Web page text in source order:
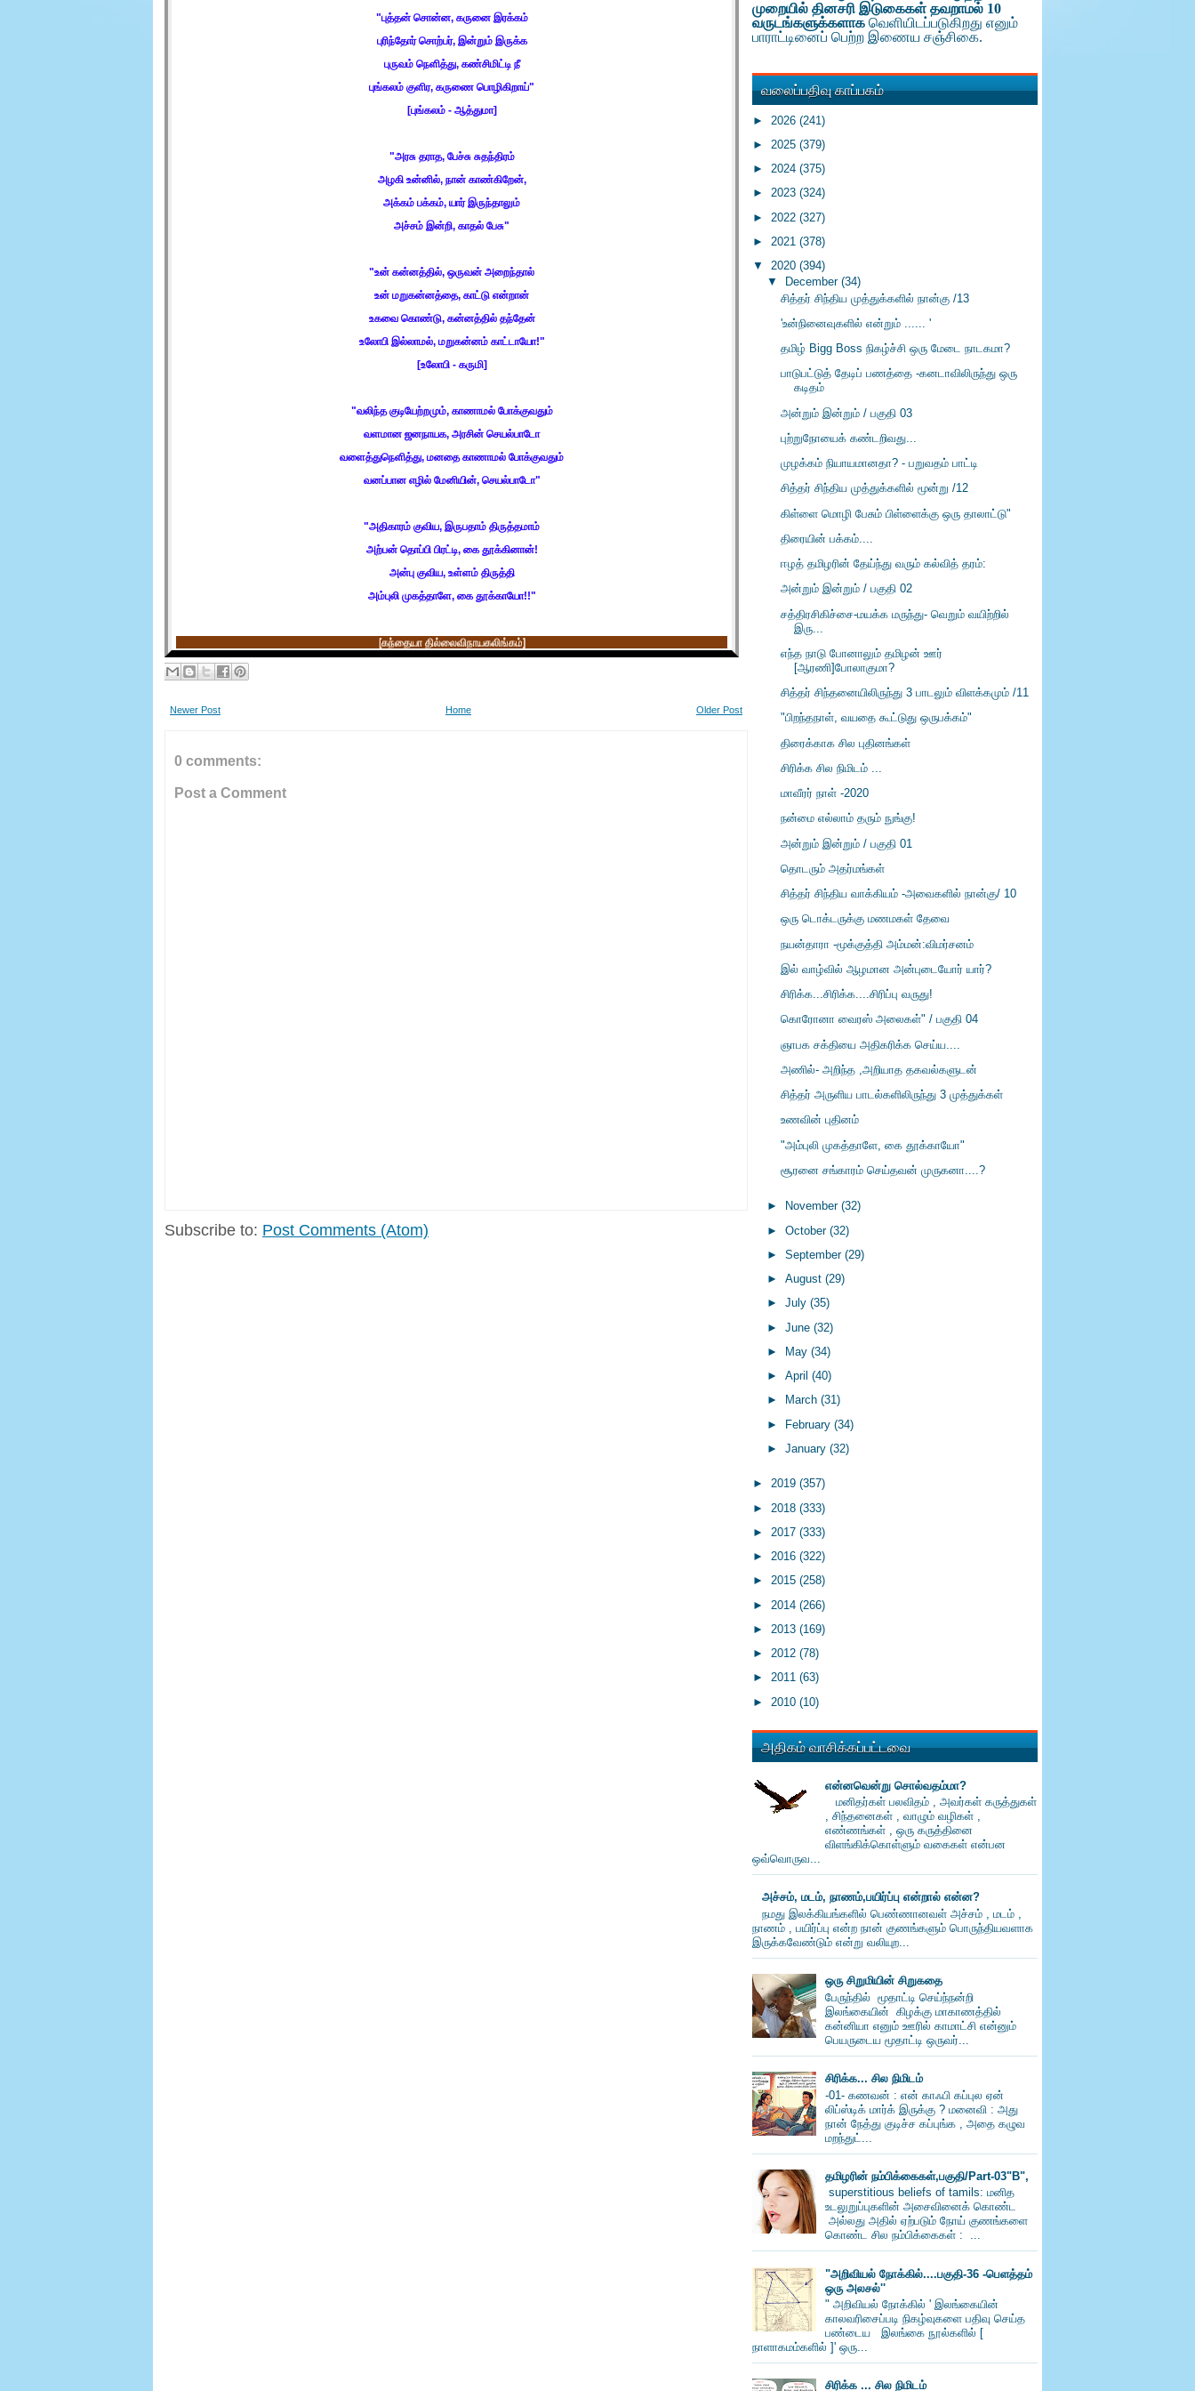
"புத்தன் சொன்ன, கருனை இரக்கம்
புரிந்தோர் சொற்பர், இன்றும் இருக்க
புருவம் நெளித்து, கண்சிமிட்டி நீ
புங்கலம் குளிர, கருணை பொழிகிறாய்"
[புங்கலம் - ஆத்துமா]
"அரசு தராத, பேச்சு சுதந்திரம்
அழகி உன்னில், நான் காண்கிறேன்,
அக்கம் பக்கம், யார் இருந்தாலும்
அச்சம் இன்றி, காதல் பேசு"
"உன் கன்னத்தில், ஒருவன் அறைந்தால்
உன் மறுகன்னத்தை, காட்டு என்றான்
உகவை கொண்டு, கன்னத்தில் தந்தேன்
உலோபி இல்லாமல், மறுகன்னம் காட்டாயோ!"
[உலோபி - கருமி]
"வலிந்த குடியேற்றமும், காணாமல் போக்குவதும்
வளமான ஜனநாயக, அரசின் செயல்பாடோ
வளைத்துநெளித்து, மனதை காணாமல் போக்குவதும்
வனப்பான எழில் மேனியின், செயல்பாடோ"
"அதிகாரம் குவிய, இருபதாம் திருத்தமாம்
அற்பன் தொப்பி பிரட்டி, கை தூக்கினான்!
அன்பு குவிய, உள்ளம் திருத்தி
அம்புலி முகத்தாளே, கை தூக்காயோ!!"
[கந்தையா தில்லைவிநாயகலிங்கம்]
Newer Post Older Post
Home
0 comments:
Post a Comment
Subscribe to: Post Comments (Atom)
முறையில் தினசரி இடுகைகள் தவறாமல் 10
வருடங்களுக்களாக வெளியிடப்படுகிறது எனும்
பாராட்டினைப் பெற்ற இணைய சஞ்சிகை.
வலைப்பதிவு காப்பகம்
► 2026 (241)
► 2025 (379)
► 2024 (375)
► 2023 (324)
► 2022 (327)
► 2021 (378)
▼ 2020 (394)
▼
December (34)
சித்தர் சிந்திய முத்துக்களில் நான்கு /13
'உன்நினைவுகளில் என்றும் ...... '
தமிழ் Bigg Boss நிகழ்ச்சி ஒரு மேடை நாடகமா?
பாடுபட்டுத் தேடிப் பணத்தை -கனடாவிலிருந்து ஒரு
கடிதம்
அன்றும் இன்றும் / பகுதி 03
புற்றுநோயைக் கண்டறிவது...
முழக்கம் நியாயமானதா? - பறுவதம் பாட்டி
சித்தர் சிந்திய முத்துக்களில் மூன்று /12
கிள்ளை மொழி பேசும் பிள்ளைக்கு ஒரு தாலாட்டு"
திரையின் பக்கம்....
ஈழத் தமிழரின் தேய்ந்து வரும் கல்வித் தரம்:
அன்றும் இன்றும் / பகுதி 02
சத்திரசிகிச்சை-மயக்க மருந்து- வெறும் வயிற்றில்
இரு...
எந்த நாடு போனாலும் தமிழன் ஊர்
[ஆரணி]போலாகுமா?
சித்தர் சிந்தனையிலிருந்து 3 பாடலும் விளக்கமும் /11
"பிறந்தநாள், வயதை கூட்டுது ஒருபக்கம்"
திரைக்காக சில புதினங்கள்
சிரிக்க சில நிமிடம் ...
மாவீரர் நாள் -2020
நன்மை எல்லாம் தரும் நுங்கு!
அன்றும் இன்றும் / பகுதி 01
தொடரும் அதர்மங்கள்
சித்தர் சிந்திய வாக்கியம் -அவைகளில் நான்கு/ 10
ஒரு டொக்டருக்கு மணமகள் தேவை
நயன்தாரா -மூக்குத்தி அம்மன்:விமர்சனம்
இல் வாழ்வில் ஆழமான அன்புடையோர் யார்?
சிரிக்க...சிரிக்க....சிரிப்பு வருது!
கொரோனா வைரஸ் அலைகள்" / பகுதி 04
ஞாபக சக்தியை அதிகரிக்க செய்ய....
அணில்- அறிந்த ,அறியாத தகவல்களுடன்
சித்தர் அருளிய பாடல்களிலிருந்து 3 முத்துக்கள்
உணவின் புதினம்
"அம்புலி முகத்தாளே, கை தூக்காயோ"
சூரனை சங்காரம் செய்தவன் முருகனா....?
► November (32)
► October (32)
► September (29)
► August (29)
► July (35)
► June (32)
►
May (34)
► April (40)
►
March (31)
► February (34)
► January (32)
► 2019 (357)
► 2018 (333)
► 2017 (333)
► 2016 (322)
► 2015 (258)
► 2014 (266)
► 2013 (169)
► 2012 (78)
► 2011 (63)
► 2010 (10)
அதிகம் வாசிக்கப்பட்டவை
என்னவென்று சொல்வதம்மா?
மனிதர்கள் பலவிதம் , அவர்கள் கருத்துகள்
, சிந்தனைகள் , வாழும் வழிகள் ,
எண்ணங்கள் , ஒரு கருத்தினை
விளங்கிக்கொள்ளும் வகைகள் என்பன
ஒவ்வொருவ...
அச்சம், மடம், நாணம்,பயிர்ப்பு என்றால் என்ன?
நமது இலக்கியங்களில் பெண்ணானவள் அச்சம் , மடம் ,
நாணம் , பயிர்ப்பு என்ற நான் குணங்களும் பொருந்தியவளாக
இருக்கவேண்டும் என்று வலியுற...
ஒரு சிறுமியின் சிறுகதை
பேருந்தில் மூதாட்டி செய்ந்நன்றி
இலங்கையின் கிழக்கு மாகாணத்தில்
கன்னியா எனும் ஊரில் காமாட்சி என்னும்
பெயருடைய மூதாட்டி ஒருவர்...
சிரிக்க... சில நிமிடம்
-01- கணவன் : என் காஃபி கப்புல ஏன்
லிப்ஸ்டிக் மார்க் இருக்கு ? மனைவி : அது
நான் நேத்து குடிச்ச கப்புங்க , அதை கழுவ
மறந்துட்...
தமிழரின் நம்பிக்கைகள்,பகுதி/Part-03"B",
superstitious beliefs of tamils: மனித
உடலுறுப்புகளின் அசைவினைக் கொண்ட
அல்லது அதில் ஏற்படும் நோய் குணங்களை
கொண்ட சில நம்பிக்கைகள் : ...
"அறிவியல் நோக்கில்....பகுதி-36 -பெளத்தம்
ஒரு அலசல்''
" அறிவியல் நோக்கில் ' இலங்கையின்
காலவரிசைப்படி நிகழ்வுகளை பதிவு செய்த
பண்டைய இலங்கை நூல்களில் [
நாளாகமம்களில் ]' ஒரு...
சிரிக்க ... சில நிமிடம்